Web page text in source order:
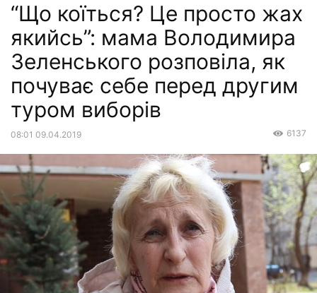
“Що коїться? Це просто жах
якийсь”: мама Володимира
Зеленського розповіла, як
почуває себе перед другим
туром виборів
08:01 09.04.2019 6137